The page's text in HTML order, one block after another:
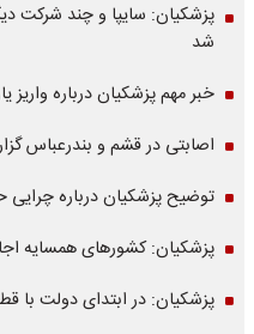
پزشکیان: سایپا و چند شرکت
شد
خبر مهم پزشکیان درباره واریز
اصابتی در قشم و بندرعباس گزارش
توضیح پزشکیان درباره
پزشکیان: کشورهای همسایه
پزشکیان: در ابتدای دولت با